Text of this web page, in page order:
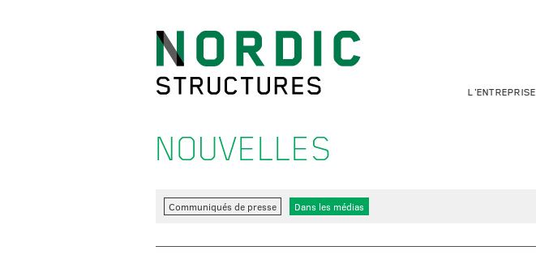
L'ENTREPRISE
NOUVELLES
Communiqués de presse Dans les médias